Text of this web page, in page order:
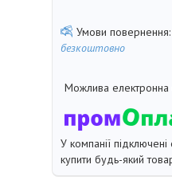
безкоштовно
У компанії
купити будь-який